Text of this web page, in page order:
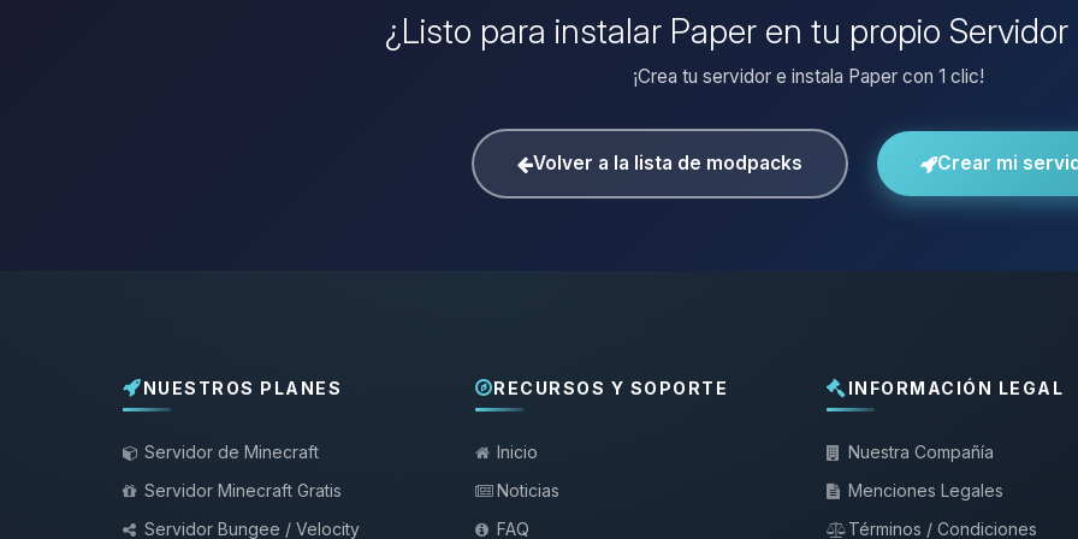
¿Listo para instalar Paper en tu propio
¡Crea tu servidor e instala Paper con 1 clic!
Volver a la lista de modpacks Crear mi
NUESTROS PLANES
Servidor de Minecraft
Servidor Minecraft Gratis
Servidor Bungee / Velocity
RECURSOS Y SOPORTE
Inicio
Noticias
FAQ
INFORMACIÓN LEGAL
Nuestra Compañía
Menciones Legales
Términos / Condiciones